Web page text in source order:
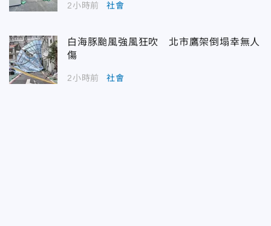
2小時前 社會
白海豚颱風強風狂吹 北市鷹架倒塌幸無人
傷
2小時前 社會